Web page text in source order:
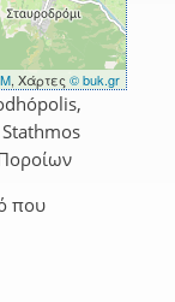
, Χάρτες © buk.gr
που